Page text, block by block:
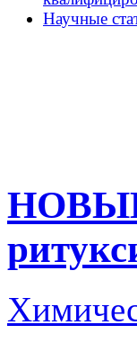
Научные